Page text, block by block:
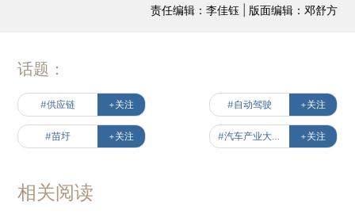
责任编辑：李佳钰 | 版面编辑：邓舒方
话题：
#供应链 +关注 #自动驾驶 +关注
#苗圩 +关注 #汽车产业大变局 +关注
相关阅读